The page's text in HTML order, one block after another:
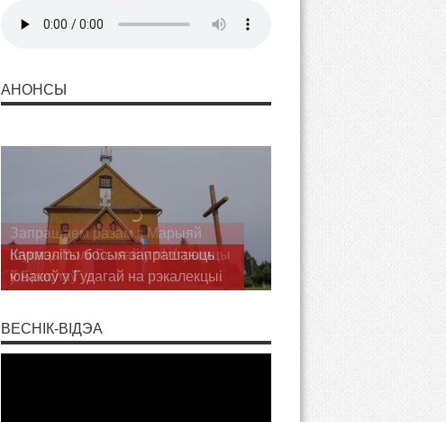
АНОНСЫ
Запрашаем разам з Марыяй
шукаць Волі Божай у пілігрымцы
ў Браслаў
ВЕСНІК-ВІДЭА